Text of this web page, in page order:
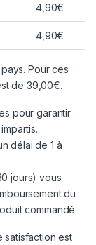
4,90€
4,90€
pays. Pour ces
de 39,00€.
pour garantir
délai de 1 à
jours) vous
du
commandé.
satisfaction est